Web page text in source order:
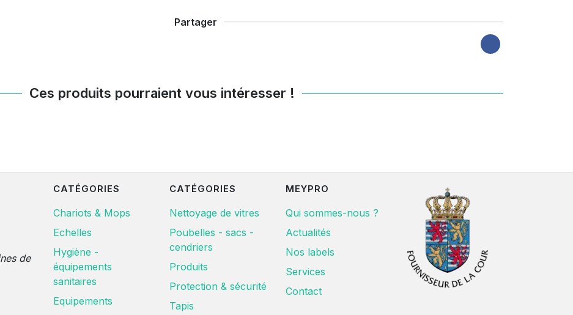
Partager
Ces produits pourraient vous intéresser !
de
CATÉGORIES
Chariots & Mops
Echelles
Hygiène -
équipements
sanitaires
Equipements
CATÉGORIES
Nettoyage de vitres
Poubelles - sacs -
cendriers
Produits
Protection & sécurité
Tapis
MEYPRO
Qui sommes-nous ?
Actualités
Nos labels
Services
Contact